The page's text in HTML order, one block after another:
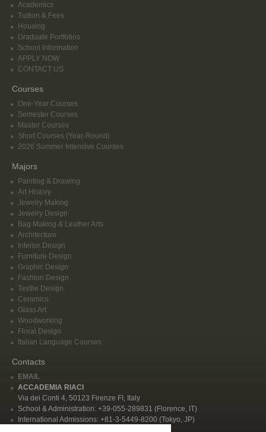
Academics
Tuition & Fees
Housing
Graduate Portfolios
School Information
APPLY NOW
CONTACT US
Courses
One-Year Courses
Semester Courses
Master Courses
Short Courses (Year-Round)
2026 Summer Intensive Courses
Majors
Painting & Drawing
Art History
Jewelry Making
Jewelry Design
Bag Making & Leather Arts
Architecture
Interior Design
Furniture Design
Graphic Design
Fashion Design
Textile Design
Ceramics
Glass Art
Woodworking
Floral Design
Italian Language Courses
Contacts
EMAIL
ACCADEMIA RIACI
Via dei Conti 4, 50123 Firenze FI, Italy
School & Administration: +39-055-289831 (Florence, IT)
International Admissions: +81-3-5449-8200 (Tokyo, JP)